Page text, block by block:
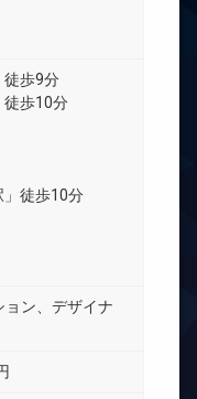
徒歩9分
徒歩10分
」徒歩10分
ョン、デザイナ